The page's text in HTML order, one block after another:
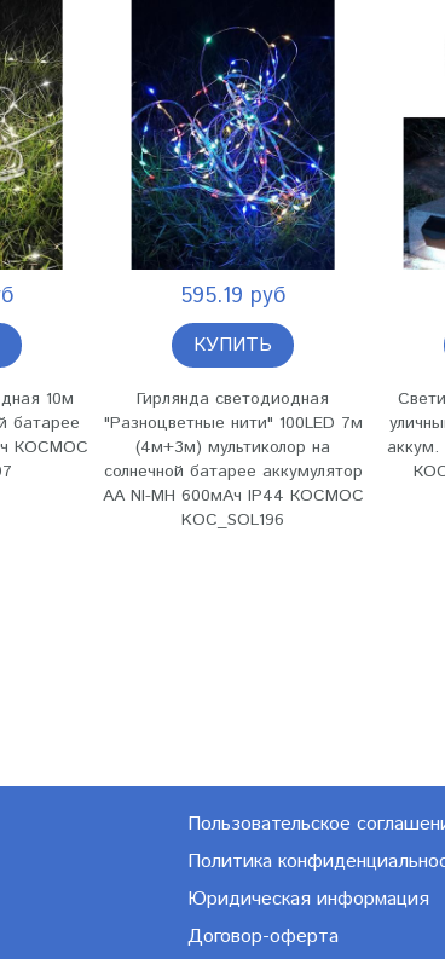
10м
батарее
КОСМОС
595.19 руб
КУПИТЬ
Гирлянда светодиодная
"Разноцветные нити" 100LED 7м
(4м+3м) мультиколор на
солнечной батарее аккумулятор
AA NI-MH 600мАч IP44 КОСМОС
KOC_SOL196
Пользовательское
Политика
Юридическая информация
Договор-оферта